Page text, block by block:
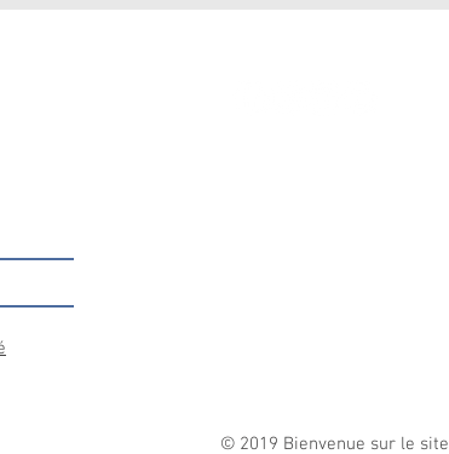
© 2019 Bienvenue sur le site